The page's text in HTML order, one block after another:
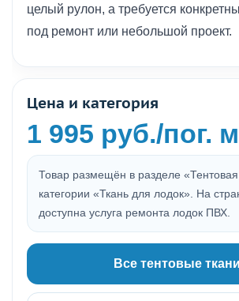
целый рулон, а требуется
под ремонт или небольшой проект.
Цена и категория
1 995 руб./пог. м
Товар размещён в разделе «Тентовая
категории «Ткань для лодок». На
доступна услуга ремонта лодок ПВХ.
Все тентовые ткани